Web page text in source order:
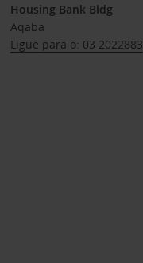
Housing Bank Bldg
Aqaba
Ligue para o: 03 2022883